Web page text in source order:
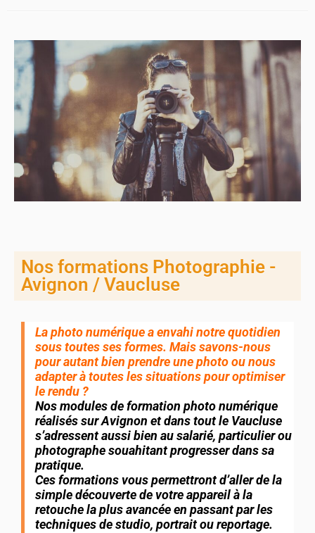
Nos formations Photographie -
Avignon / Vaucluse
La photo numérique a envahi notre quotidien
sous toutes ses formes. Mais savons-nous
pour autant bien prendre une photo ou nous
adapter à toutes les situations pour optimiser
le rendu ?
Nos modules de formation photo numérique
réalisés sur Avignon et dans tout le Vaucluse
s’adressent aussi bien au salarié, particulier ou
photographe souahitant progresser dans sa
pratique.
Ces formations vous permettront d’aller de la
simple découverte de votre appareil à la
retouche la plus avancée en passant par les
techniques de studio, portrait ou reportage.